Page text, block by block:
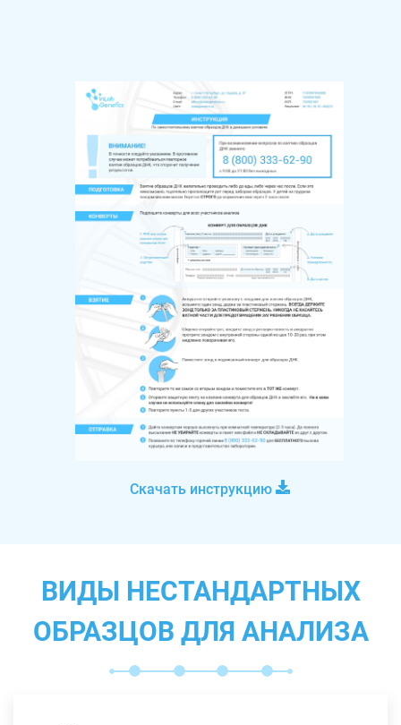
Скачать инструкцию
ВИДЫ НЕСТАНДАРТНЫХ
ОБРАЗЦОВ ДЛЯ АНАЛИЗА